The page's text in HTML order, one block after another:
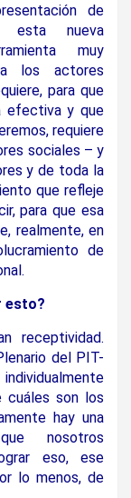
de
esta nueva
muy
los actores
para que
efectiva y que
requiere
sociales – y
y de toda la
que refleje
para que esa
realmente, en
de
esto?
receptividad.
del PIT-
cuáles son los
hay una
nosotros
eso, ese
lo menos, de